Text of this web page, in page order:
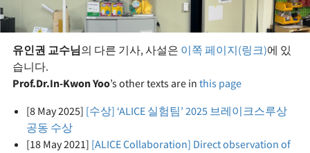
유인권 교수님의 다른 기사, 사설은 이쪽 페이지(링크)에 있
습니다.
Prof.Dr.In-Kwon Yoo’s other texts are in this page
[8 May 2025] [수상] ‘ALICE 실험팀’ 2025 브레이크스루상
공동 수상
[18 May 2021] [ALICE Collaboration] Direct observation of